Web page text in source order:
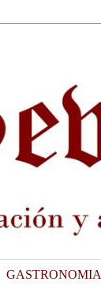
GASTRONOMIA